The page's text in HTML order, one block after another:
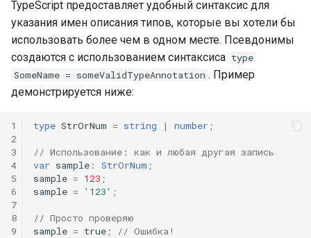
TypeScript предоставляет удобный синтаксис для
указания имен описания типов, которые вы хотели бы
использовать более чем в одном месте. Псевдонимы
создаются с использованием синтаксиса type
SomeName = someValidTypeAnnotation . Пример
демонстрируется ниже:
1
2
3
4
5
6
7
8
9
type StrOrNum = string | number ;
// Использование: как и любая другая запись
var sample : StrOrNum ;
sample = 123 ;
sample = '123' ;
// Просто проверяю
sample = true ; // Ошибка!